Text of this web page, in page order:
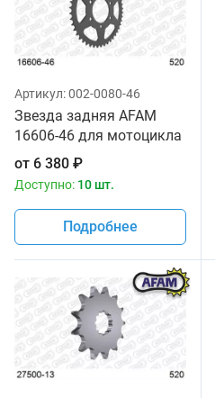
Артикул:002-0080-46
Звезда задняя AFAM
16606-46 для мотоцикла
от 6 380 ₽
Доступно: 10 шт.
Подробнее